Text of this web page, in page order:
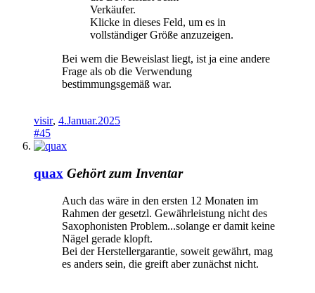
Verkäufer.
Klicke in dieses Feld, um es in
vollständiger Größe anzuzeigen.
Bei wem die Beweislast liegt, ist ja eine andere
Frage als ob die Verwendung
bestimmungsgemäß war.
visir, 4.Januar.2025
#45
quax Gehört zum Inventar
Auch das wäre in den ersten 12 Monaten im
Rahmen der gesetzl. Gewährleistung nicht des
Saxophonisten Problem...solange er damit keine
Nägel gerade klopft.
Bei der Herstellergarantie, soweit gewährt, mag
es anders sein, die greift aber zunächst nicht.